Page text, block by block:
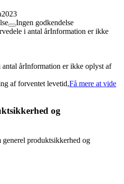
2023
Ingen godkendelse
i antal årInformation er ikke
årInformation er ikke oplyst af
af forventet levetid,Få mere at vide
og
produktsikkerhed og